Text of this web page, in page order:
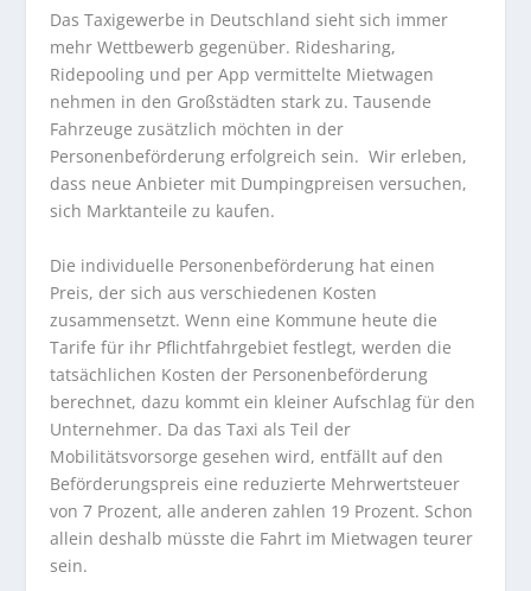
Das Taxigewerbe in Deutschland sieht sich immer
mehr Wettbewerb gegenüber. Ridesharing,
Ridepooling und per App vermittelte Mietwagen
nehmen in den Großstädten stark zu. Tausende
Fahrzeuge zusätzlich möchten in der
Personenbeförderung erfolgreich sein. Wir erleben,
dass neue Anbieter mit Dumpingpreisen versuchen,
sich Marktanteile zu kaufen.
Die individuelle Personenbeförderung hat einen
Preis, der sich aus verschiedenen Kosten
zusammensetzt. Wenn eine Kommune heute die
Tarife für ihr Pflichtfahrgebiet festlegt, werden die
tatsächlichen Kosten der Personenbeförderung
berechnet, dazu kommt ein kleiner Aufschlag für den
Unternehmer. Da das Taxi als Teil der
Mobilitätsvorsorge gesehen wird, entfällt auf den
Beförderungspreis eine reduzierte Mehrwertsteuer
von 7 Prozent, alle anderen zahlen 19 Prozent. Schon
allein deshalb müsste die Fahrt im Mietwagen teurer
sein.